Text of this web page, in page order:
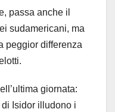
passa anche il
sudamericani, ma
peggior differenza
giornata:
Isidor illudono i